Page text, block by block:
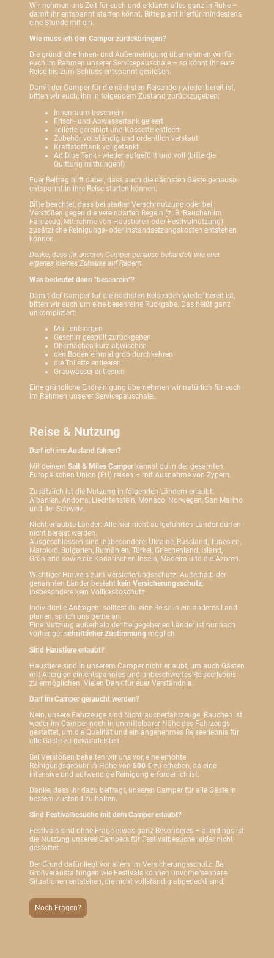
Wir nehmen uns Zeit für euch und erklären alles ganz in Ruhe –
damit ihr entspannt starten könnt. Bitte plant hierfür mindestens
eine Stunde mit ein.
Wie muss ich den Camper zurückbringen?
Die gründliche Innen- und Außenreinigung übernehmen wir für
euch im Rahmen unserer Servicepauschale – so könnt ihr eure
Reise bis zum Schluss entspannt genießen.
Damit der Camper für die nächsten Reisenden wieder bereit ist,
bitten wir euch, ihn in folgendem Zustand zurückzugeben:
Innenraum besenrein
Frisch- und Abwassertank geleert
Toilette gereinigt und Kassette entleert
Zubehör vollständig und ordentlich verstaut
Kraftstofftank vollgetankt
Ad Blue Tank - wieder aufgefüllt und voll (bitte die
Quittung mitbringen!)
Euer Beitrag hilft dabei, dass auch die nächsten Gäste genauso
entspannt in ihre Reise starten können.
Bitte beachtet, dass bei starker Verschmutzung oder bei
Verstößen gegen die vereinbarten Regeln (z. B. Rauchen im
Fahrzeug, Mitnahme von Haustieren oder Festivalnutzung)
zusätzliche Reinigungs- oder Instandsetzungskosten entstehen
können.
Danke, dass ihr unseren Camper genauso behandelt wie euer
eigenes kleines Zuhause auf Rädern.
Was bedeutet denn "besenrein"?
Damit der Camper für die nächsten Reisenden wieder bereit ist,
bitten wir euch um eine besenreine Rückgabe. Das heißt ganz
unkompliziert:
Müll entsorgen
Geschirr gespült zurückgeben
Oberflächen kurz abwischen
den Boden einmal grob durchkehren
die Toilette entleeren
Grauwasser entleeren
Eine gründliche Endreinigung übernehmen wir natürlich für euch
im Rahmen unserer Servicepauschale.
Reise & Nutzung
Darf ich ins Ausland fahren?
Mit deinem Salt & Miles Camper kannst du in der gesamten
Europäischen Union (EU) reisen – mit Ausnahme von Zypern.
Zusätzlich ist die Nutzung in folgenden Ländern erlaubt:
Albanien, Andorra, Liechtenstein, Monaco, Norwegen, San Marino
und der Schweiz.
Nicht erlaubte Länder: Alle hier nicht aufgeführten Länder dürfen
nicht bereist werden.
Ausgeschlossen sind insbesondere: Ukraine, Russland, Tunesien,
Marokko, Bulgarien, Rumänien, Türkei, Griechenland, Island,
Grönland sowie die Kanarischen Inseln, Madeira und die Azoren.
Wichtiger Hinweis zum Versicherungsschutz: Außerhalb der
genannten Länder besteht kein Versicherungsschutz,
insbesondere kein Vollkaskoschutz.
Individuelle Anfragen: solltest du eine Reise in ein anderes Land
planen, sprich uns gerne an.
Eine Nutzung außerhalb der freigegebenen Länder ist nur nach
vorheriger schriftlicher Zustimmung möglich.
Sind Haustiere erlaubt?
Haustiere sind in unserem Camper nicht erlaubt, um auch Gästen
mit Allergien ein entspanntes und unbeschwertes Reiseerlebnis
zu ermöglichen. Vielen Dank für euer Verständnis.
Darf im Camper geraucht werden?
Nein, unsere Fahrzeuge sind Nichtraucherfahrzeuge. Rauchen ist
weder im Camper noch in unmittelbarer Nähe des Fahrzeugs
gestattet, um die Qualität und ein angenehmes Reiseerlebnis für
alle Gäste zu gewährleisten.
Bei Verstößen behalten wir uns vor, eine erhöhte
Reinigungsgebühr in Höhe von 500 € zu erheben, da eine
intensive und aufwendige Reinigung erforderlich ist.
Danke, dass ihr dazu beitragt, unseren Camper für alle Gäste in
bestem Zustand zu halten.
Sind Festivalbesuche mit dem Camper erlaubt?
Festivals sind ohne Frage etwas ganz Besonderes – allerdings ist
die Nutzung unseres Campers für Festivalbesuche leider nicht
gestattet.
Der Grund dafür liegt vor allem im Versicherungsschutz: Bei
Großveranstaltungen wie Festivals können unvorhersehbare
Situationen entstehen, die nicht vollständig abgedeckt sind.
Noch Fragen?